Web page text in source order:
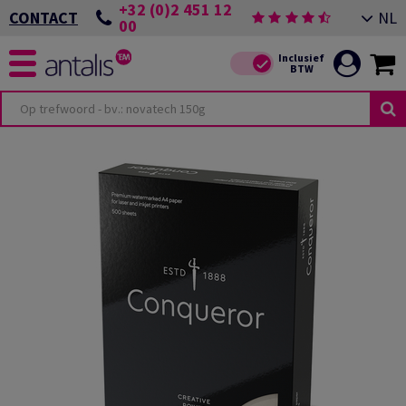
CONTACT +32 (0)2 451 12
00 NL